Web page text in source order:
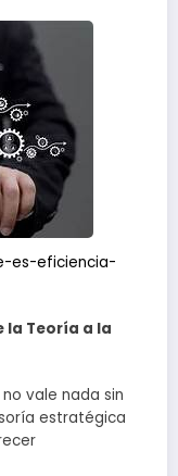
es-eficiencia-
la Teoría a la
vale nada sin
estratégica